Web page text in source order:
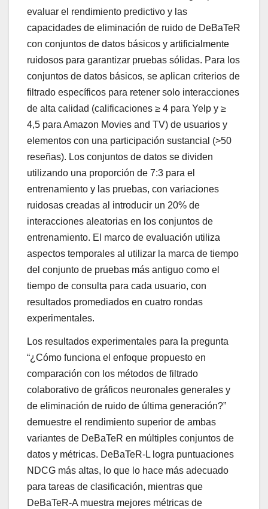
evaluar el rendimiento predictivo y las
capacidades de eliminación de ruido de DeBaTeR
con conjuntos de datos básicos y artificialmente
ruidosos para garantizar pruebas sólidas. Para los
conjuntos de datos básicos, se aplican criterios de
filtrado específicos para retener solo interacciones
de alta calidad (calificaciones ≥ 4 para Yelp y ≥
4,5 para Amazon Movies and TV) de usuarios y
elementos con una participación sustancial (>50
reseñas). Los conjuntos de datos se dividen
utilizando una proporción de 7:3 para el
entrenamiento y las pruebas, con variaciones
ruidosas creadas al introducir un 20% de
interacciones aleatorias en los conjuntos de
entrenamiento. El marco de evaluación utiliza
aspectos temporales al utilizar la marca de tiempo
del conjunto de pruebas más antiguo como el
tiempo de consulta para cada usuario, con
resultados promediados en cuatro rondas
experimentales.
Los resultados experimentales para la pregunta
“¿Cómo funciona el enfoque propuesto en
comparación con los métodos de filtrado
colaborativo de gráficos neuronales generales y
de eliminación de ruido de última generación?”
demuestre el rendimiento superior de ambas
variantes de DeBaTeR en múltiples conjuntos de
datos y métricas. DeBaTeR-L logra puntuaciones
NDCG más altas, lo que lo hace más adecuado
para tareas de clasificación, mientras que
DeBaTeR-A muestra mejores métricas de